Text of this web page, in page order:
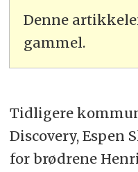
Denne
gammel.
Tidligere
Discovery, Espen
for brødrene